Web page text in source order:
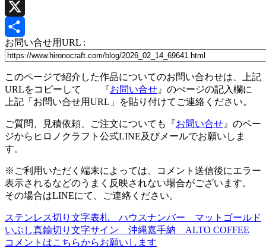
Pinterest
X
共
お問い合せ用URL :
このページで紹介した作品についてのお問い合わせは、上記
URLをコピーして 『お問い合せ 』のぺージの記入欄に
上記「お問い合せ用URL」を貼り付けてご連絡ください。
ご質問、見積依頼、ご注文についても『お問い合せ 』のペー
ジからヒロノクラフト公式LINE及びメールでお願いしま
す。
※ご利用いただく端末によっては、コメント送信後にエラー
表示されるなどのうまく反映されない場合がございます。
その場合はLINEにて、ご連絡ください。
投
稿
ステンレス切り文字表札 ハウスナンバー マットゴールド
いぶし真鍮切り文字サイン 沖縄嘉手納 ALTO COFFEE
コメントはこちらからお願いします